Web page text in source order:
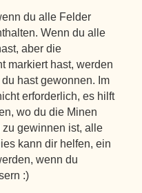
du alle Felder
Wenn du alle
aber die
markiert hast, werden
hast gewonnen. Im
erforderlich, es hilft
wo du die Minen
gewinnen ist, alle
kann dir helfen, ein
wenn du
:)